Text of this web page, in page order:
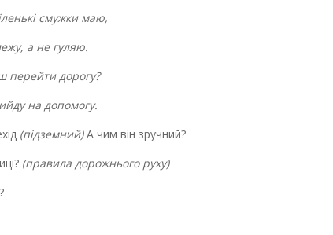
смужки маю,
а не гуляю.
перейти дорогу?
на допомогу.
(підземний)А чим він зручний?
(правила дорожнього руху)